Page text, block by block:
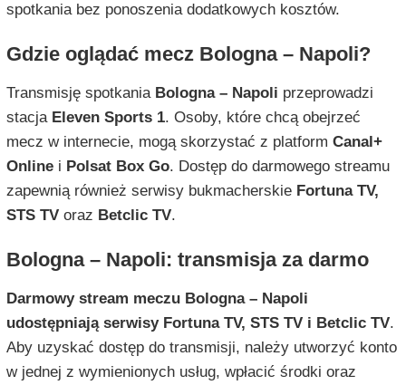
spotkania bez ponoszenia dodatkowych kosztów.
Gdzie oglądać mecz Bologna – Napoli?
Transmisję spotkania Bologna – Napoli przeprowadzi
stacja Eleven Sports 1. Osoby, które chcą obejrzeć
mecz w internecie, mogą skorzystać z platform Canal+
Onlinei Polsat Box Go. Dostęp do darmowego streamu
zapewnią również serwisy bukmacherskie Fortuna TV,
STS TVoraz Betclic TV.
Bologna – Napoli: transmisja za darmo
Darmowy stream meczu Bologna – Napoli
udostępniają serwisy Fortuna TV, STS TV i Betclic TV.
Aby uzyskać dostęp do transmisji, należy utworzyć konto
w jednej z wymienionych usług, wpłacić środki oraz